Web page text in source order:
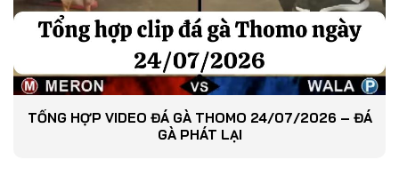
TỔNG HỢP VIDEO ĐÁ GÀ THOMO 24/07/2026 – ĐÁ
GÀ PHÁT LẠI